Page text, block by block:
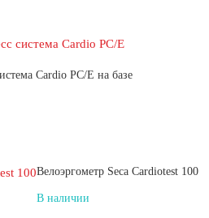
Cardio PC/E на базе
Велоэргометр Seca Cardiotest 100
В наличии